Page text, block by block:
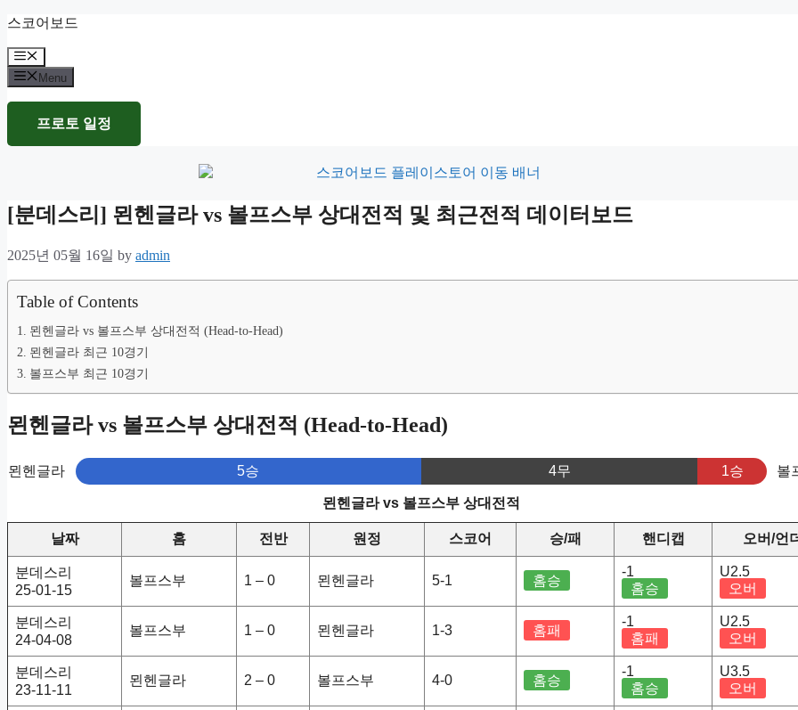
Skip
content
스코어보드
Menu
Menu
프로토 일정
[분데스리] 묀헨글라 vs 볼프스부 상대전적 및 최근전적 데이터보드
2025년 05월 16일 by admin
Table of Contents
묀헨글라 vs 볼프스부 상대전적 (Head-to-Head)
묀헨글라 최근 10경기
볼프스부 최근 10경기
묀헨글라 vs 볼프스부 상대전적 (Head-to-Head)
묀헨글라 5승 4무 1승 볼
묀헨글라 vs 볼프스부 상대전적
날짜 홈 전반 원정 스코어 승/패 핸디캡 오버/언
분데스리
25-01-15
볼프스부 1 – 0 묀헨글라 5-1 홈승
-1
홈승
U2.5
오버
분데스리
24-04-08
볼프스부 1 – 0 묀헨글라 1-3 홈패
-1
홈패
U2.5
오버
분데스리
23-11-11
묀헨글라 2 – 0 볼프스부 4-0 홈승
-1
홈승
U3.5
오버